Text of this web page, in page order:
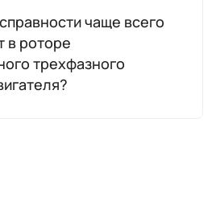
чаще всего
в роторе
трехфазного